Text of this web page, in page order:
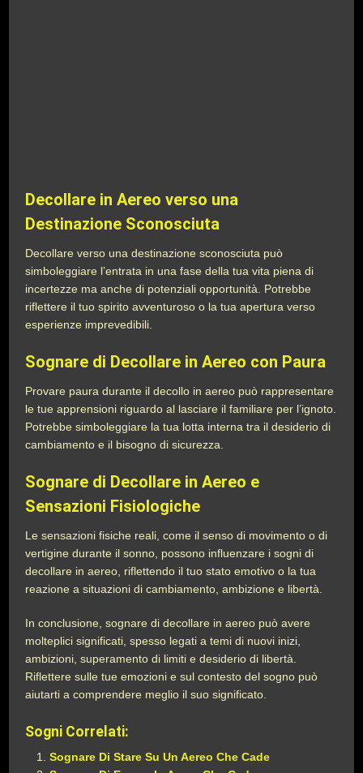
Decollare in Aereo verso una
Destinazione Sconosciuta
Decollare verso una destinazione sconosciuta può
simboleggiare l’entrata in una fase della tua vita piena di
incertezze ma anche di potenziali opportunità. Potrebbe
riflettere il tuo spirito avventuroso o la tua apertura verso
esperienze imprevedibili.
Sognare di Decollare in Aereo con Paura
Provare paura durante il decollo in aereo può rappresentare
le tue apprensioni riguardo al lasciare il familiare per l’ignoto.
Potrebbe simboleggiare la tua lotta interna tra il desiderio di
cambiamento e il bisogno di sicurezza.
Sognare di Decollare in Aereo e
Sensazioni Fisiologiche
Le sensazioni fisiche reali, come il senso di movimento o di
vertigine durante il sonno, possono influenzare i sogni di
decollare in aereo, riflettendo il tuo stato emotivo o la tua
reazione a situazioni di cambiamento, ambizione e libertà.
In conclusione, sognare di decollare in aereo può avere
molteplici significati, spesso legati a temi di nuovi inizi,
ambizioni, superamento di limiti e desiderio di libertà.
Riflettere sulle tue emozioni e sul contesto del sogno può
aiutarti a comprendere meglio il suo significato.
Sogni Correlati:
Sognare Di Stare Su Un Aereo Che Cade